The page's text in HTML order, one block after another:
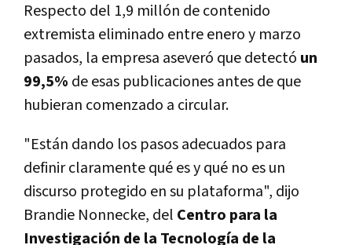
Respecto del 1,9 millón de contenido
extremista eliminado entre enero y marzo
pasados, la empresa aseveró que detectó un
99,5% de esas publicaciones antes de que
hubieran comenzado a circular.
"Están dando los pasos adecuados para
definir claramente qué es y qué no es un
discurso protegido en su plataforma", dijo
Brandie Nonnecke, del Centro para la
Investigación de la Tecnologí­a de la